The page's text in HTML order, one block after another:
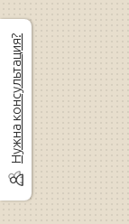
Нужна консультация?